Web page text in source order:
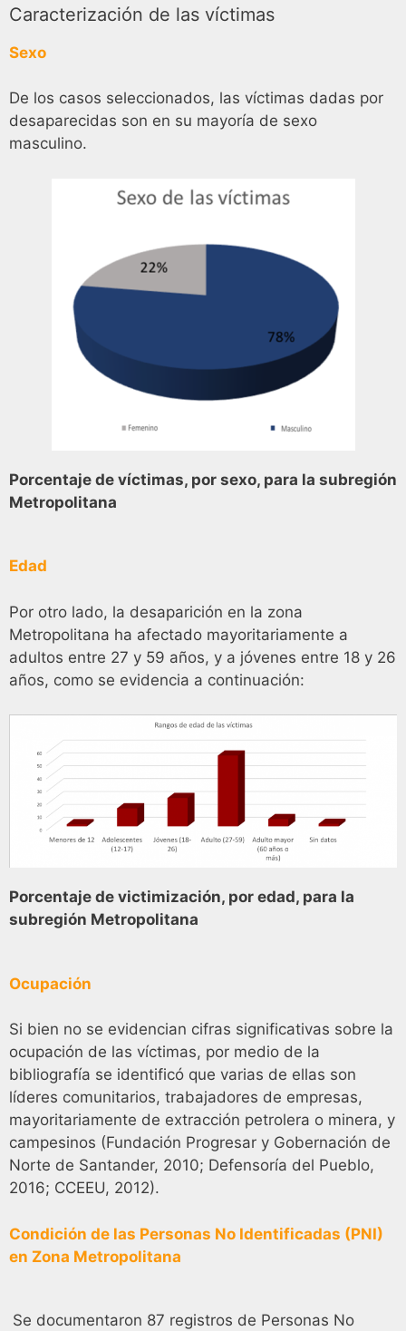
Caracterización de las víctimas
Sexo
De los casos seleccionados, las víctimas dadas por
desaparecidas son en su mayoría de sexo
masculino.
Porcentaje de víctimas, por sexo, para la subregión
Metropolitana
Edad
Por otro lado, la desaparición en la zona
Metropolitana ha afectado mayoritariamente a
adultos entre 27 y 59 años, y a jóvenes entre 18 y 26
años, como se evidencia a continuación:
Porcentaje de victimización, por edad, para la
subregión Metropolitana
Ocupación
Si bien no se evidencian cifras significativas sobre la
ocupación de las víctimas, por medio de la
bibliografía se identificó que varias de ellas son
líderes comunitarios, trabajadores de empresas,
mayoritariamente de extracción petrolera o minera, y
campesinos (Fundación Progresar y Gobernación de
Norte de Santander, 2010; Defensoría del Pueblo,
2016; CCEEU, 2012).
Condición de las Personas No Identificadas (PNI)
en Zona Metropolitana
Se documentaron 87 registros de Personas No